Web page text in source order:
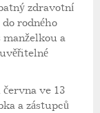
zdravotní
rodného
manželkou a
ve 13
a zástupců